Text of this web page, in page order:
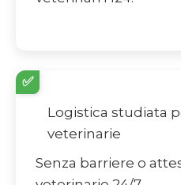
✅
Logistica studiata
veterinarie
Senza barriere o